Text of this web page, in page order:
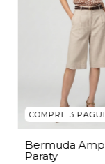
COMPRE 3
Bermuda
Paraty